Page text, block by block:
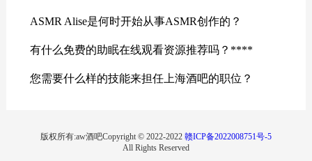
ASMR Alise是何时开始从事ASMR创作的？
有什么免费的助眠在线观看资源推荐吗？****
您需要什么样的技能来担任上海酒吧的职位？
版权所有:aw酒吧Copyright © 2022-2022 赣ICP备2022008751号-5
All Rights Reserved